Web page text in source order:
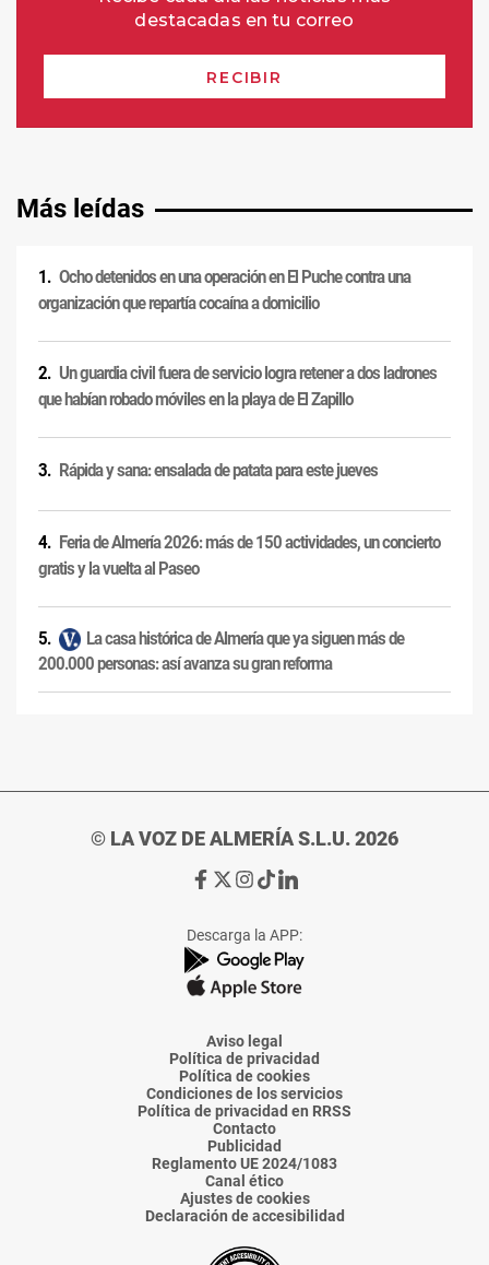
Más leídas
Ocho detenidos en una operación en El Puche contra una
organización que repartía cocaína a domicilio
Un guardia civil fuera de servicio logra retener a dos ladrones
que habían robado móviles en la playa de El Zapillo
Rápida y sana: ensalada de patata para este jueves
Feria de Almería 2026: más de 150 actividades, un concierto
gratis y la vuelta al Paseo
La casa histórica de Almería que ya siguen más de
200.000 personas: así avanza su gran reforma
© LA VOZ DE ALMERÍA S.L.U. 2026
Ir
de
La
Voz
Almería
Ir
de
La
Voz
Almería
Ir
de
La
Voz
Almería
Ir
de
La
Voz
Almería
Ir
de
La
Voz
Descarga la APP:
Aviso legal
Política de privacidad
Política de cookies
Condiciones de los servicios
Política de privacidad en RRSS
Contacto
Publicidad
Reglamento UE 2024/1083
Canal ético
Ajustes de cookies
Declaración de accesibilidad